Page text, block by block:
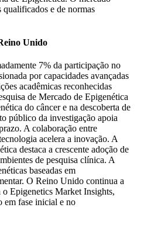
e de normas
Unido
7% da participação no
por capacidades avançadas
acadêmicas reconhecidas
de Mercado de Epigenética
do câncer e na descoberta de
público da investigação apoia
A colaboração entre
acelera a inovação. A
destaca a crescente adoção de
de pesquisa clínica. A
baseadas em
O Reino Unido continua a
Epigenetics Market Insights,
em fase inicial e no